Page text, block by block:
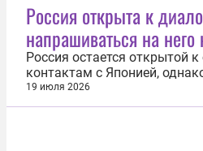
городе на границе
токийского района
журналистов...
Россия открыта к
напрашиваться на
Россия остается открытой
контактам с Японией,
Токио предложений об
не выступала с подобными
19 июля 2026